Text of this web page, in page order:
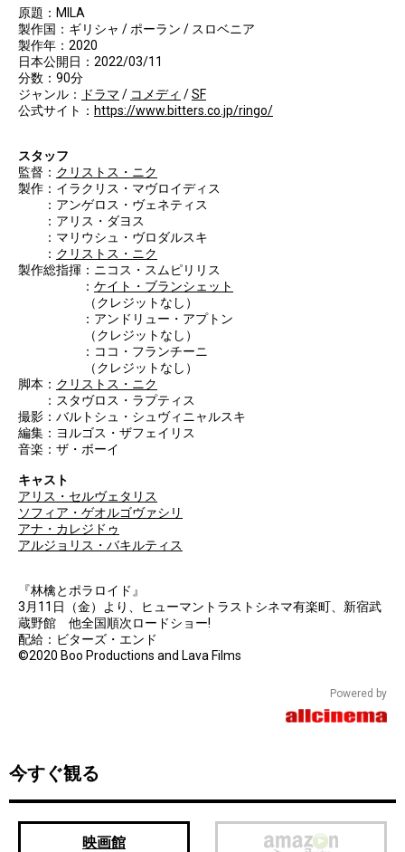
原題：MILA
製作国：ギリシャ / ポーラン / スロベニア
製作年：2020
日本公開日：2022/03/11
分数：90分
ジャンル：
ドラマ / コメディ /SF
公式サイト： https://www.bitters.co.jp/ringo/
スタッフ
監督： クリストス・ニク
製作：イラクリス・マヴロイディス
：アンゲロス・ヴェネティス
：アリス・ダヨス
：マリウシュ・ヴロダルスキ
： クリストス・ニク
製作総指揮：ニコス・スムピリリス
： ケイト・ブランシェット
（クレジットなし）
：アンドリュー・アプトン
（クレジットなし）
：ココ・フランチーニ
（クレジットなし）
脚本： クリストス・ニク
：スタヴロス・ラプティス
撮影：バルトシュ・シュヴィニャルスキ
編集：ヨルゴス・ザフェイリス
音楽：ザ・ボーイ
キャスト
アリス・セルヴェタリス
ソフィア・ゲオルゴヴァシリ
アナ・カレジドゥ
アルジョリス・バキルティス
『林檎とポラロイド』
3月11日（金）より、ヒューマントラストシネマ有楽町、新宿武
蔵野館 他全国順次ロードショー!
配給：ビターズ・エンド
©2020 Boo Productions and Lava Films
Powered by
今すぐ観る
映画館